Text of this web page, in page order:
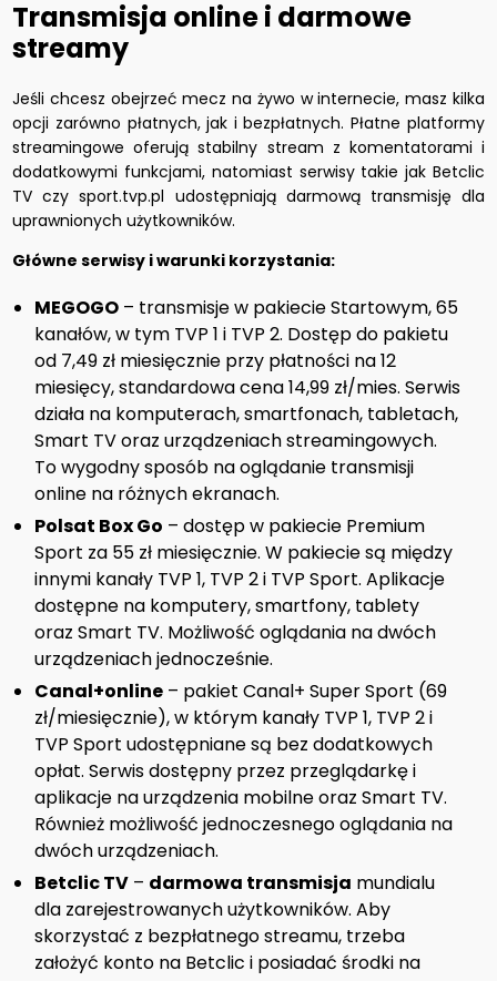
Transmisja online i darmowe
streamy
Jeśli chcesz obejrzeć mecz na żywo w internecie, masz kilka
opcji zarówno płatnych, jak i bezpłatnych. Płatne platformy
streamingowe oferują stabilny stream z komentatorami i
dodatkowymi funkcjami, natomiast serwisy takie jak Betclic
TV czy sport.tvp.pl udostępniają darmową transmisję dla
uprawnionych użytkowników.
Główne serwisy i warunki korzystania:
MEGOGO – transmisje w pakiecie Startowym, 65
kanałów, w tym TVP 1 i TVP 2. Dostęp do pakietu
od 7,49 zł miesięcznie przy płatności na 12
miesięcy, standardowa cena 14,99 zł/mies. Serwis
działa na komputerach, smartfonach, tabletach,
Smart TV oraz urządzeniach streamingowych.
To wygodny sposób na oglądanie transmisji
online na różnych ekranach.
Polsat Box Go – dostęp w pakiecie Premium
Sport za 55 zł miesięcznie. W pakiecie są między
innymi kanały TVP 1, TVP 2 i TVP Sport. Aplikacje
dostępne na komputery, smartfony, tablety
oraz Smart TV. Możliwość oglądania na dwóch
urządzeniach jednocześnie.
Canal+online – pakiet Canal+ Super Sport (69
zł/miesięcznie), w którym kanały TVP 1, TVP 2 i
TVP Sport udostępniane są bez dodatkowych
opłat. Serwis dostępny przez przeglądarkę i
aplikacje na urządzenia mobilne oraz Smart TV.
Również możliwość jednoczesnego oglądania na
dwóch urządzeniach.
Betclic TV – darmowa transmisja mundialu
dla zarejestrowanych użytkowników. Aby
skorzystać z bezpłatnego streamu, trzeba
założyć konto na Betclic i posiadać środki na